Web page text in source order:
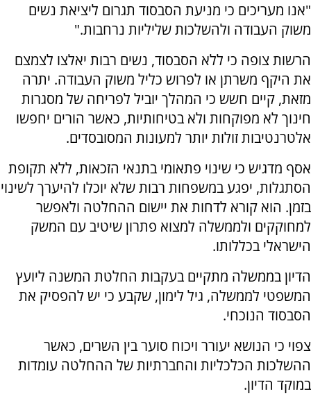
"אנו מעריכים כי מניעת הסבסוד תגרום ליציאת נשים
משוק העבודה ולהשלכות שליליות נרחבות."
הרשות צופה כי ללא הסבסוד, נשים רבות יאלצו לצמצם
את היקף משרתן או לפרוש כליל משוק העבודה. יתרה
מזאת, קיים חשש כי המהלך יוביל לפריחה של מסגרות
חינוך לא מפוקחות ולא בטיחותיות, כאשר הורים יחפשו
אלטרנטיבות זולות יותר למעונות המסובסדים.
אסף מדגיש כי שינוי פתאומי בתנאי הזכאות, ללא תקופת
הסתגלות, יפגע במשפחות רבות שלא יוכלו להיערך לשינוי
בזמן. הוא קורא לדחות את יישום ההחלטה ולאפשר
למחוקקים ולממשלה למצוא פתרון שיטיב עם המשק
הישראלי בכללותו.
הדיון בממשלה מתקיים בעקבות החלטת המשנה ליועץ
המשפטי לממשלה, גיל לימון, שקבע כי יש להפסיק את
הסבסוד הנוכחי.
צפוי כי הנושא יעורר ויכוח סוער בין השרים, כאשר
ההשלכות הכלכליות והחברתיות של ההחלטה עומדות
במוקד הדיון.